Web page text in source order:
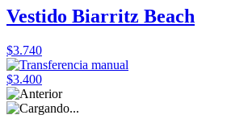
Vestido Biarritz Beach
$3.740
$3.400